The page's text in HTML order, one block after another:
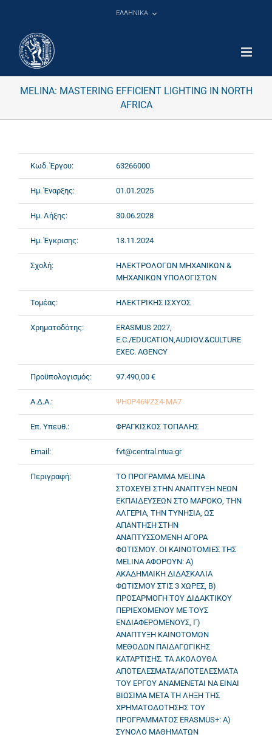
ΕΛΛΗΝΙΚΑ
MELINΑ: MASTERING EFFICIENT LIGHTING IN NORTH
AFRICA
Κωδ. Έργου: 63266000
Ημ. Έναρξης: 01.01.2025
Ημ. Λήξης: 30.06.2028
Ημ. Έγκρισης: 13.11.2024
Σχολή:
ΗΛΕΚΤΡΟΛΟΓΩΝ ΜΗΧΑΝΙΚΩΝ &
ΜΗΧΑΝΙΚΩΝ ΥΠΟΛΟΓΙΣΤΩΝ
Τομέας: ΗΛΕΚΤΡΙΚΗΣ ΙΣΧΥΟΣ
Χρηματοδότης:
ERASMUS 2027,
E.C./EDUCATION,AUDIOV.&CULTURE
EXEC. AGENCY
Προϋπολογισμός: 97.490,00 €
Α.Δ.Α.: ΨΗ0Ρ46ΨΖΣ4-ΜΑ7
Επ. Υπευθ.: ΦΡΑΓΚΙΣΚΟΣ ΤΟΠΑΛΗΣ
Email: fvt@central.ntua.gr
Περιγραφή:
ΤΟ ΠΡΟΓΡΑΜΜΑ MELINA
ΣΤΟΧΕΥΕΙ ΣΤΗΝ ΑΝΑΠΤΥΞΗ ΝΕΩΝ
ΕΚΠΑΙΔΕΥΣΕΩΝ ΣΤΟ ΜΑΡΟΚΟ, ΤΗΝ
ΑΛΓΕΡΙΑ, ΤΗΝ ΤΥΝΗΣΙΑ, ΩΣ
ΑΠΑΝΤΗΣΗ ΣΤΗΝ
ΑΝΑΠΤΥΣΣΟΜΕΝΗ ΑΓΟΡΑ
ΦΩΤΙΣΜΟΥ. ΟΙ ΚΑΙΝΟΤΟΜΙΕΣ ΤΗΣ
MELINA ΑΦΟΡΟΥΝ: Α)
ΑΚΑΔΗΜΑΙΚΗ ΔΙΔΑΣΚΑΛΙΑ
ΦΩΤΙΣΜΟΥ ΣΤΙΣ 3 ΧΩΡΕΣ, Β)
ΠΡΟΣΑΡΜΟΓΗ ΤΟΥ ΔΙΔΑΚΤΙΚΟΥ
ΠΕΡΙΕΧΟΜΕΝΟΥ ΜΕ ΤΟΥΣ
ΕΝΔΙΑΦΕΡΟΜΕΝΟΥΣ, Γ)
ΑΝΑΠΤΥΞΗ ΚΑΙΝΟΤΟΜΩΝ
ΜΕΘΟΔΩΝ ΠΑΙΔΑΓΩΓΙΚΗΣ
ΚΑΤΑΡΤΙΣΗΣ. ΤΑ ΑΚΟΛΟΥΘΑ
ΑΠΟΤΕΛΕΣΜΑΤΑ/ΑΠΟΤΕΛΕΣΜΑΤΑ
ΤΟΥ ΕΡΓΟΥ ΑΝΑΜΕΝΕΤΑΙ ΝΑ ΕΙΝΑΙ
ΒΙΩΣΙΜΑ ΜΕΤΑ ΤΗ ΛΗΞΗ ΤΗΣ
ΧΡΗΜΑΤΟΔΟΤΗΣΗΣ ΤΟΥ
ΠΡΟΓΡΑΜΜΑΤΟΣ ERASMUS+: Α)
ΣΥΝΟΛΟ ΜΑΘΗΜΑΤΩΝ